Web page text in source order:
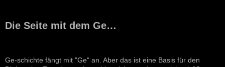
Die Seite mit dem Ge…
Ge-schichte fängt mit "Ge" an. Aber das ist eine Basis für den